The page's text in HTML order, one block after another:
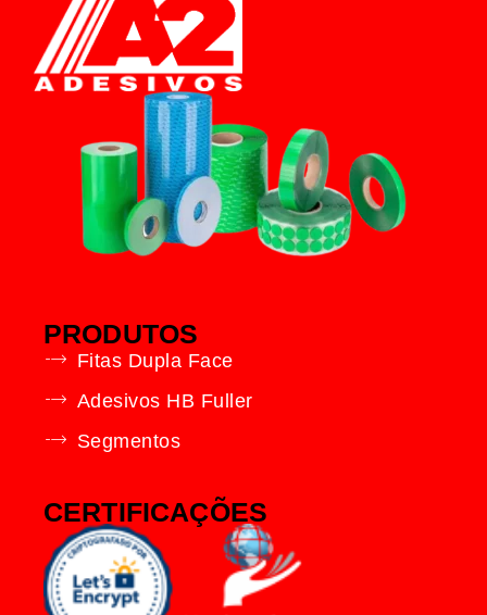
PRODUTOS
Fitas Dupla Face
Adesivos HB Fuller
Segmentos
CERTIFICAÇÕES